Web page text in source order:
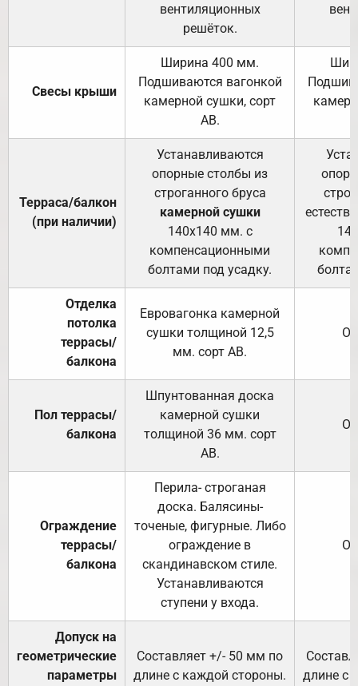
вентиляционных
решёток.
Свесы крыши
Ширина 400 мм.
Подшиваются вагонкой
камерной сушки, сорт
АВ.
Терраса/балкон
(при наличии)
Устанавливаются
опорные столбы из
строганного бруса
камерной сушки
140х140 мм. с
компенсационными
болтами под усадку.
Отделка
потолка
террасы/
балкона
Евровагонка камерной
сушки толщиной 12,5
мм. сорт АВ.
Пол террасы/
балкона
Шпунтованная доска
камерной сушки
толщиной 36 мм. сорт
АВ.
Ограждение
террасы/
балкона
Перила- строганая
доска. Балясины-
точеные, фигурные. Либо
ограждение в
скандинавском стиле.
Устанавливаются
ступени у входа.
Допуск на
геометрические
параметры
Составляет +/- 50 мм по
длине с каждой стороны.
длине с